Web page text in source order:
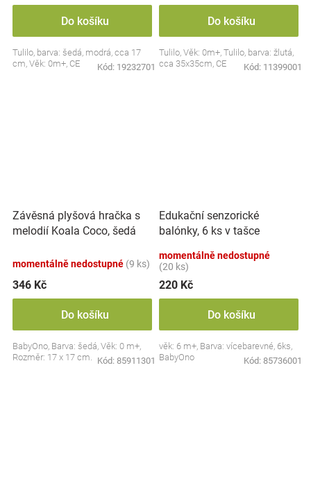
Do košíku
Tulilo, barva: šedá, modrá, cca 17
cm, Věk: 0m+, CE
Kód: 19232701
Do košíku
Tulilo, Věk: 0m+, Tulilo, barva: žlutá,
cca 35x35cm, CE
Kód: 11399001
Závěsná plyšová hračka s
melodií Koala Coco, šedá
momentálně nedostupné (9 ks)
346 Kč
Do košíku
BabyOno, Barva: šedá, Věk: 0 m+,
Rozměr: 17 x 17 cm.
Kód: 85911301
Edukační senzorické
balónky, 6 ks v tašce
momentálně nedostupné
(20 ks)
220 Kč
Do košíku
věk: 6 m+, Barva: vícebarevné, 6ks,
BabyOno
Kód: 85736001